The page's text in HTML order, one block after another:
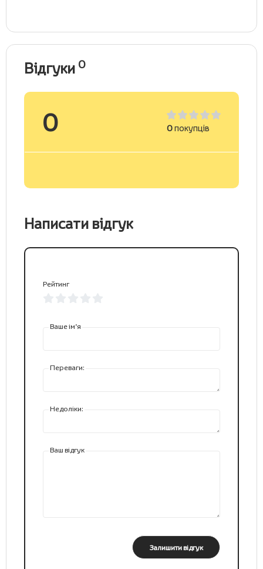
Відгуки 0
0 0покупців
Написати відгук
Рейтинг
Ваше ім’я
Переваги:
Недоліки:
Ваш відгук
Залишити відгук